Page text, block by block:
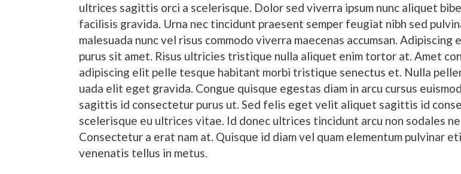
ultrices sagittis orci a scelerisque. Dolor sed viverra ipsum nunc aliquet
facilisis gravida. Urna nec tincidunt praesent semper feugiat nibh sed
malesuada nunc vel risus commodo viverra maecenas accumsan. Adipiscing
purus sit amet. Risus ultricies tristique nulla aliquet enim tortor at. Amet
adipiscing elit pelle tesque habitant morbi tristique senectus et. Nulla
uada elit eget gravida. Congue quisque egestas diam in arcu cursus
sagittis id consectetur purus ut. Sed felis eget velit aliquet sagittis id
scelerisque eu ultrices vitae. Id donec ultrices tincidunt arcu non sodales
Consectetur a erat nam at. Quisque id diam vel quam elementum pulvinar
venenatis tellus in metus.